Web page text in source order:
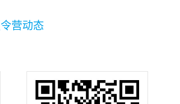
营动态